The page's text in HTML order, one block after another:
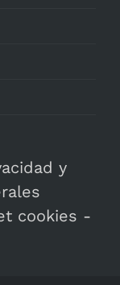
y
cookies -